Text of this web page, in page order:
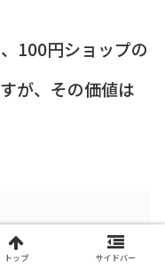
100円ショップの
が、その価値は
トップ サイドバー